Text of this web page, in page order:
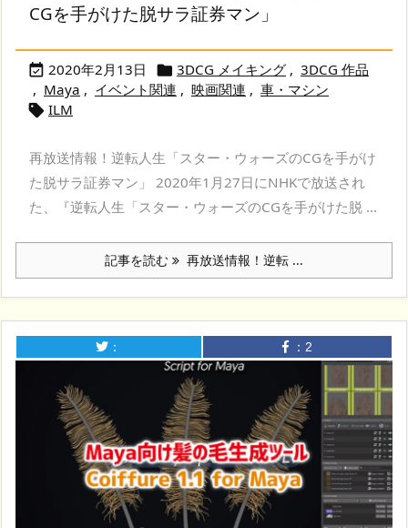
CGを手がけた脱サラ証券マン」
 2020年2月13日  3DCG メイキング , 3DCG 作品
, Maya , イベント関連 , 映画関連 , 車・マシン
 ILM
再放送情報！逆転人生「スター・ウォーズのCGを手がけ
た脱サラ証券マン」 2020年1月27日にNHKで放送され
た、『逆転人生「スター・ウォーズのCGを手がけた脱 ...
記事を読む 再放送情報！逆転 ...
： ： 2